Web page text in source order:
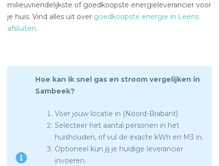
milieuvriendelijkste of goedkoopste energieleverancier voor
je huis. Vind alles uit over goedkoopste energie in Leens
afsluiten.
Hoe kan ik snel gas en stroom vergelijken in
Sambeek?
Voer jouw locatie in (Noord-Brabant)
Selecteer het aantal personen in het
huishouden, of vul de exacte kWh en M3 in.
Optioneel kun jij je huidige leverancier
invoeren.